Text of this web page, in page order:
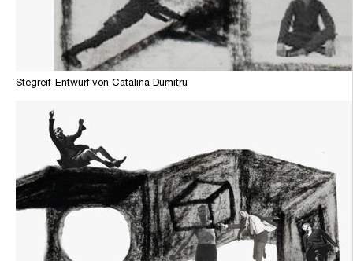
Stegreif-Entwurf von Catalina Dumitru